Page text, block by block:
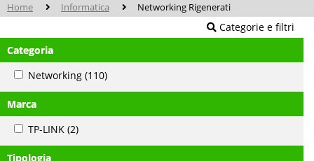
Home Informatica Networking Rigenerati
Categorie e filtri
Categoria
Networking (110)
Marca
TP-LINK (2)
Tipologia